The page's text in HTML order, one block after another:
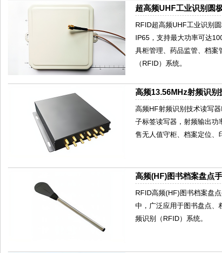
超高频UHF工业识别圆
RFID超高频UHF工业识别
IP65，支持最大功率可达
具柜管理、药品监管、档案
（RFID）系统。
高频13.56MHz射频识
高频HF射频识别技术读写
子标签读写器，射频输出功
售无人值守柜、档案定位、
高频(HF)图书档案盘点
RFID高频(HF)图书档案盘
中，广泛应用于图书盘点、
频识别（RFID）系统。